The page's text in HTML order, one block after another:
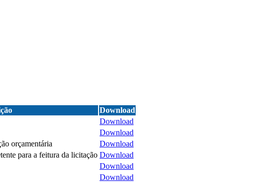
Download
Download
Download
orçamentária
Download
para a feitura da licitação Download
Download
Download